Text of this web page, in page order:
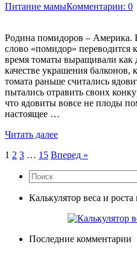
Питание мамыКомментарии: 0
Родина помидоров – Америка.
слово «помидор» переводится
время томаты выращивали как
качестве украшения
томата раньше считались
пытались отравить своих
что ядовиты вовсе не плоды
настоящее …
Читать далее
Пагинация
записей
1 2 3 … 15 Вперед »
Калькулятор веса и роста
Последние комментарии